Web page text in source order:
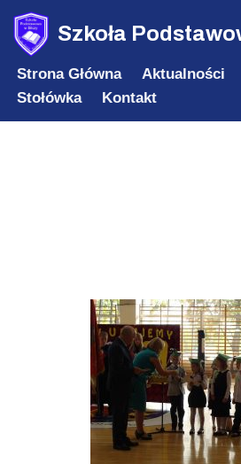
Przejdź
do
treści
Szkoła
Strona Główna Aktualności
Stołówka
Kontakt